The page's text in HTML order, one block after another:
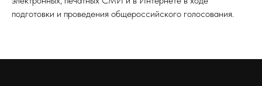
подготовки и проведения общероссийского голосования.